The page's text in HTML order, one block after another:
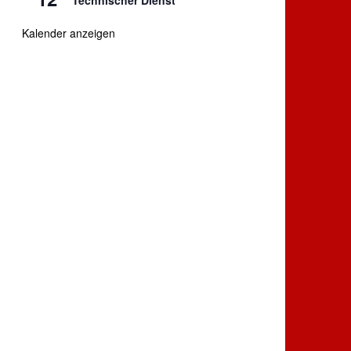
Kalender anzeigen